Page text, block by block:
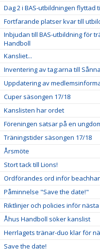
Dag 2 i BAS-utbildningen flyttad
Fortfarande platser kvar till
Inbjudan till BAS-utbildning för
Handboll
Kansliet...
Inventering av tag:arna till
Uppdatering av
Cuper säsongen 17/18
Kanslisten har ordet
Föreningen satsar på en
Träningstider säsongen 17/18
Årsmöte
Stort tack till Lions!
Ordförandes ord inför
Påminnelse "Save the date!"
Riktlinjer och policies inför
Åhus Handboll söker kanslist
Herrlagets tränar-duo klar för
Save the date!